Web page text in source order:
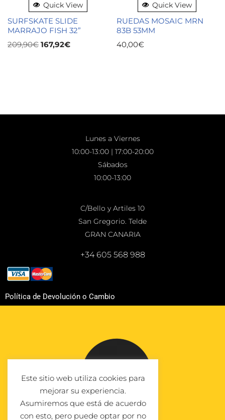
Quick View
SURFSKATE SLIDE
MARRAJO FISH 32”
209,90€ 167,92€
Quick View
RUEDAS MOSAIC MRN
83B 53MM
40,00€
Lunes a Viernes
10:00-13:00 | 17:00-20:00
Sábados
10:00-13:00
C/Bello y Artiles 10
San Gregorio. Telde
GRAN CANARIA
+34 605 568 988
Política de Devolución o Cambio
Este sitio web utiliza cookies para
mejorar su experiencia.
Asumiremos que está de acuerdo
con esto, pero puede optar por no